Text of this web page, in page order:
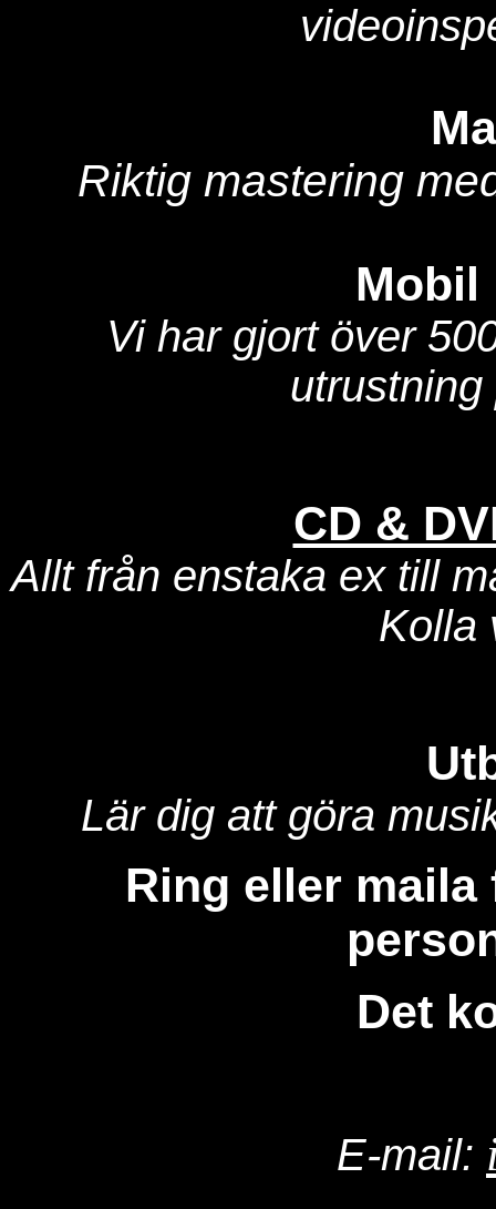
Riktig mastering
Mobil
Vi har gjort över
CD &
Allt från enstaka ex till
Kolla
Lär dig att göra
Ring eller
Det
E-mail: